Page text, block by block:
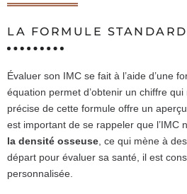
LA FORMULE
Évaluer son IMC se fait à l’aide d’une
équation permet d’obtenir un chiffre
précise de cette formule offre un
est important de se rappeler que l’IMC
la densité osseuse , ce qui mène à
départ pour évaluer sa santé, il est
personnalisée.